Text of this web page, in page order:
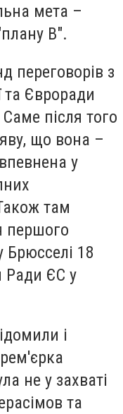
мета –
В".
переговорів з
та Євроради
після того
що вона –
у
там
першого
Брюсселі 18
Ради ЄС у
і
не у захваті
та